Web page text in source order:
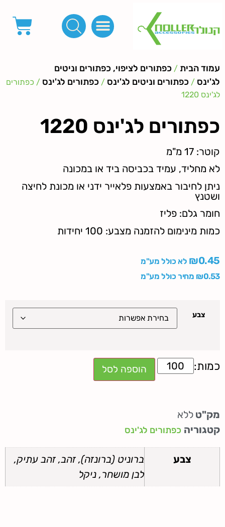
עמוד הבית / כפתורים לציפוי, כפתורים וניטים
לג'ינס / כפתורים וניטים לג'ינס / כפתורים לג'ינס / כפתורים
לג'ינס 1220
כפתורים לג'ינס 1220
קוטר: 17 מ"מ
לא מחליד, עמיד בכביסה ביד או במכונה
ניתן לחיבור באמצעות פלאייר ידני או מכונת לחיצה
ושטנץ
חומר גלם: פליז
כמות מינימום להזמנה מצבע: 100 יחידות
₪0.45
לא כולל מע"מ
₪0.53 מחיר כולל מע"מ
צבע
הוספה לסל
מק"ט ללא
קטגוריה כפתורים לג'ינס
צבע
ברוניט (ברונזה), זהב, זהב עתיק,
לבן מושחר, ניקל